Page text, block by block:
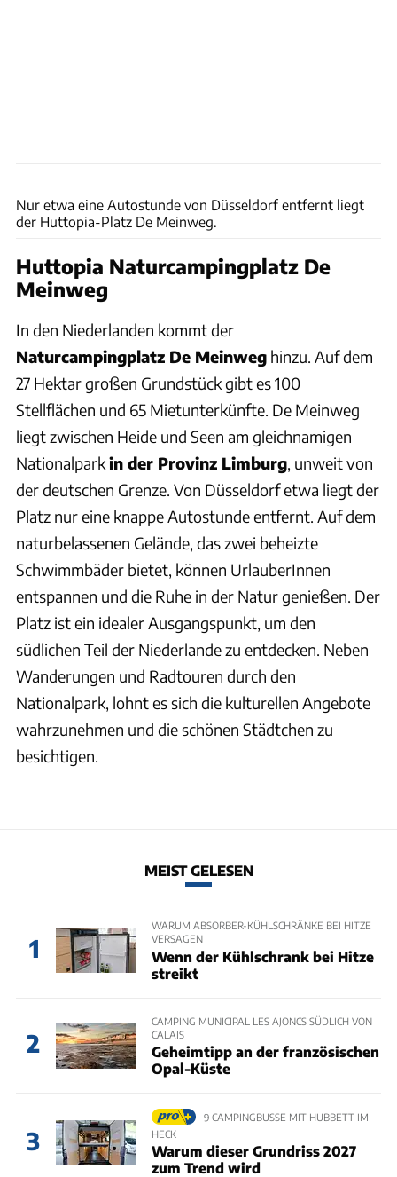
Nur etwa eine Autostunde von Düsseldorf entfernt liegt
der Huttopia-Platz De Meinweg.
Huttopia Naturcampingplatz De
Meinweg
In den Niederlanden kommt der
Naturcampingplatz De Meinweg hinzu. Auf dem
27 Hektar großen Grundstück gibt es 100
Stellflächen und 65 Mietunterkünfte. De Meinweg
liegt zwischen Heide und Seen am gleichnamigen
Nationalparkin der Provinz Limburg, unweit von
der deutschen Grenze. Von Düsseldorf etwa liegt der
Platz nur eine knappe Autostunde entfernt. Auf dem
naturbelassenen Gelände, das zwei beheizte
Schwimmbäder bietet, können UrlauberInnen
entspannen und die Ruhe in der Natur genießen. Der
Platz ist ein idealer Ausgangspunkt, um den
südlichen Teil der Niederlande zu entdecken. Neben
Wanderungen und Radtouren durch den
Nationalpark, lohnt es sich die kulturellen Angebote
wahrzunehmen und die schönen Städtchen zu
besichtigen.
MEIST GELESEN
1
WARUM ABSORBER-KÜHLSCHRÄNKE BEI HITZE
VERSAGEN
Wenn der Kühlschrank bei Hitze
streikt
2
CAMPING MUNICIPAL LES AJONCS SÜDLICH VON
CALAIS
Geheimtipp an der französischen
Opal-Küste
3
9 CAMPINGBUSSE MIT HUBBETT IM
HECK
Warum dieser Grundriss 2027
zum Trend wird